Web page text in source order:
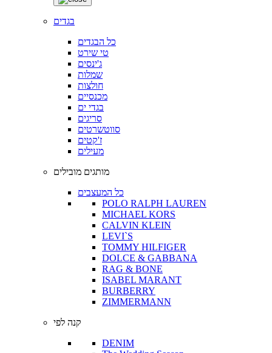
בגדים
כל הבגדים
טי שירט
ג'ינסים
שמלות
חולצות
מכנסיים
בגדי ים
סריגים
סווטשרטים
ז'קטים
מעילים
מותגים מובילים
כל המעצבים
POLO RALPH LAUREN
MICHAEL KORS
CALVIN KLEIN
LEVI`S
TOMMY HILFIGER
DOLCE & GABBANA
RAG & BONE
ISABEL MARANT
BURBERRY
ZIMMERMANN
קנה לפי
DENIM